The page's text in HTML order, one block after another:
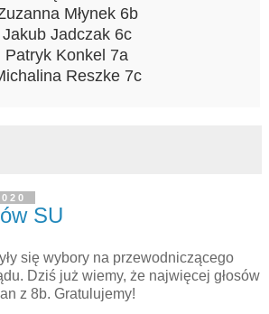
Młynek 6b
Jakub Jadczak 6c
Patryk Konkel 7a
Reszke 7c
SU
się wybory na przewodniczącego
Dziś już wiemy, że najwięcej głosów
z 8b. Gratulujemy!